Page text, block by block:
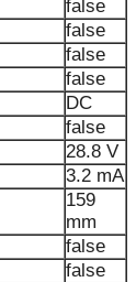
false
false
false
false
DC
false
28.8 V
3.2 mA
159
mm
false
false